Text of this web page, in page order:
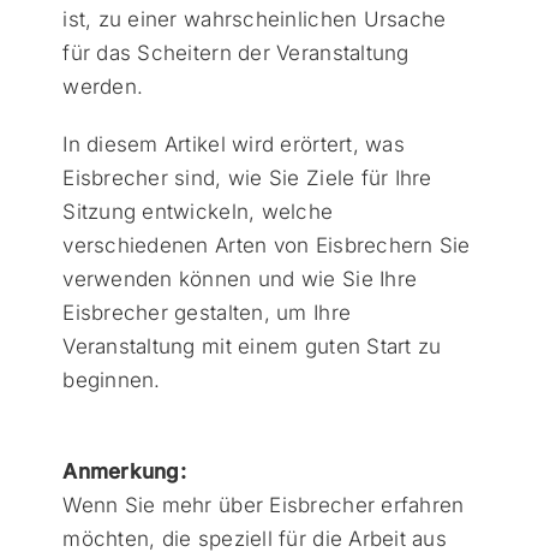
ist, zu einer wahrscheinlichen Ursache
für das Scheitern der Veranstaltung
werden.
In diesem Artikel wird erörtert, was
Eisbrecher sind, wie Sie Ziele für Ihre
Sitzung entwickeln, welche
verschiedenen Arten von Eisbrechern Sie
verwenden können und wie Sie Ihre
Eisbrecher gestalten, um Ihre
Veranstaltung mit einem guten Start zu
beginnen.
Anmerkung:
Wenn Sie mehr über Eisbrecher erfahren
möchten, die speziell für die Arbeit aus